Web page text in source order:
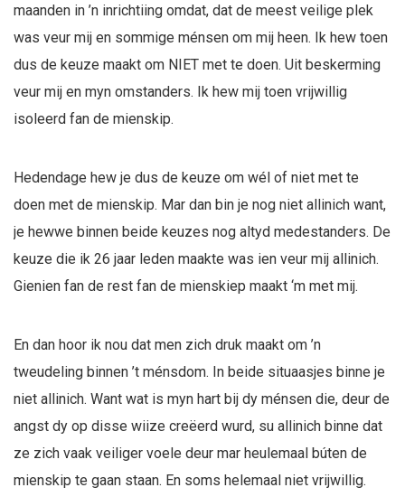
maanden in ’n inrichtiing omdat, dat de meest veilige plek
was veur mij en sommige ménsen om mij heen. Ik hew toen
dus de keuze maakt om NIET met te doen. Uit beskerming
veur mij en myn omstanders. Ik hew mij toen vrijwillig
isoleerd fan de mienskip.
Hedendage hew je dus de keuze om wél of niet met te
doen met de mienskip. Mar dan bin je nog niet allinich want,
je hewwe binnen beide keuzes nog altyd medestanders. De
keuze die ik 26 jaar leden maakte was ien veur mij allinich.
Gienien fan de rest fan de mienskiep maakt ‘m met mij.
En dan hoor ik nou dat men zich druk maakt om ’n
tweudeling binnen ’t ménsdom. In beide situaasjes binne je
niet allinich. Want wat is myn hart bij dy ménsen die, deur de
angst dy op disse wiize creëerd wurd, su allinich binne dat
ze zich vaak veiliger voele deur mar heulemaal búten de
mienskip te gaan staan. En soms helemaal niet vrijwillig.